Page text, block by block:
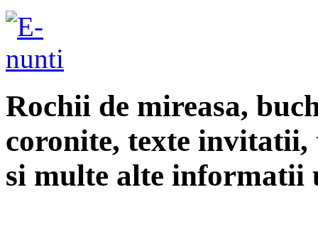
Rochii de mireasa,
coronite, texte
si multe alte informatii